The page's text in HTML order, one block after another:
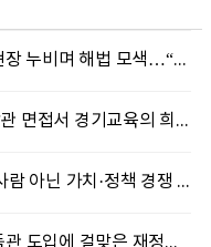
최원용 평택시장, 극한 폭염속 민생 현장 누비며 해법 모색…“현장에 답 있다”
안민석 경기도교육감, “교권보호전담관 면접서 경기교육의 희망 봤다”
김보라 안성시장 “민주당 전당대회, 사람 아닌 가치·정책 경쟁 돼야”
추미애, “소방 국가직화·지방노동감독관 도입에 걸맞은 재정체계 완성해야”